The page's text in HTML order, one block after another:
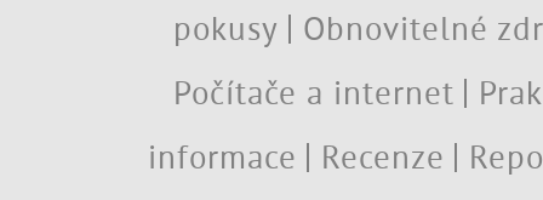
pokusy
Obnovitelné
Počítače a internet
informace
Recenze